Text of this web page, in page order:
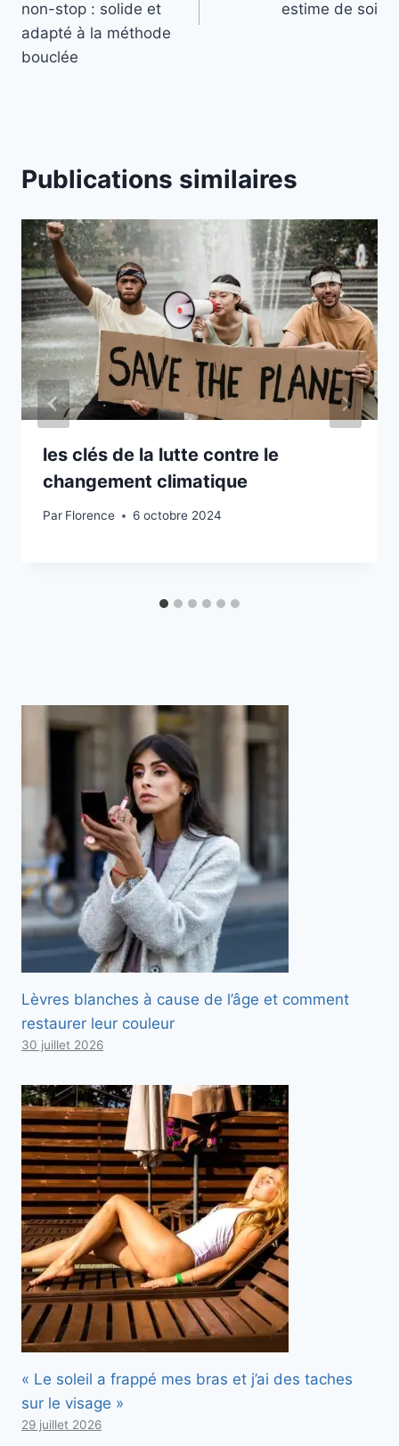
non-stop : solide et
adapté à la méthode
bouclée
estime de soi
Publications similaires
les clés de la lutte contre le
changement climatique
Par Florence 6 octobre 2024
Lèvres blanches à cause de l’âge et comment
restaurer leur couleur
30 juillet 2026
« Le soleil a frappé mes bras et j’ai des taches
sur le visage »
29 juillet 2026